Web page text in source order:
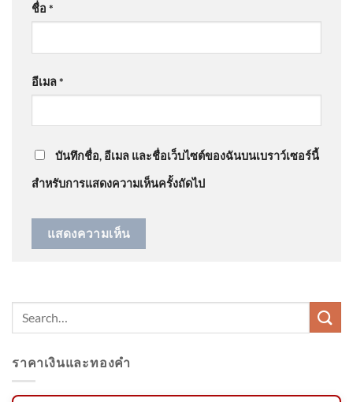
ภายใน 31 ส.ค. | เอาให้ชัด | สำนักข่าววันนิวส์
@ปรีดากุลศิโรรัตน์-บ2ณ
ดี”
ชื่อ *
อีเมล*
บันทึกชื่อ, อีเมล และชื่อเว็บไซต์ของฉันบนเบราว์เซอร์นี้
สำหรับการแสดงความเห็นครั้งถัดไป
ราคาเงินและทองคำ